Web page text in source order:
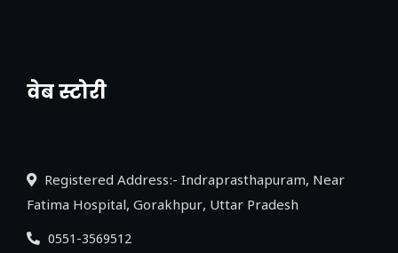
वेब स्टोरी
नया एक्सप्रेसवे: पूर्वांचल का लक, डेवलपमेंट का
Registered Address:- Indraprasthapuram, Near
Fatima Hospital, Gorakhpur, Uttar Pradesh
0551-3569512